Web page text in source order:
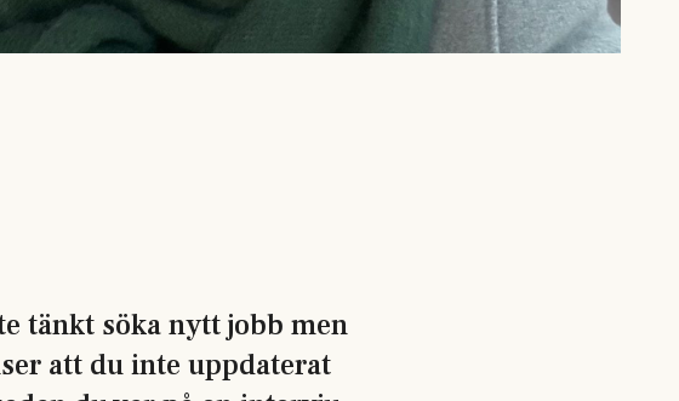
tänkt söka nytt jobb men
att du inte uppdaterat